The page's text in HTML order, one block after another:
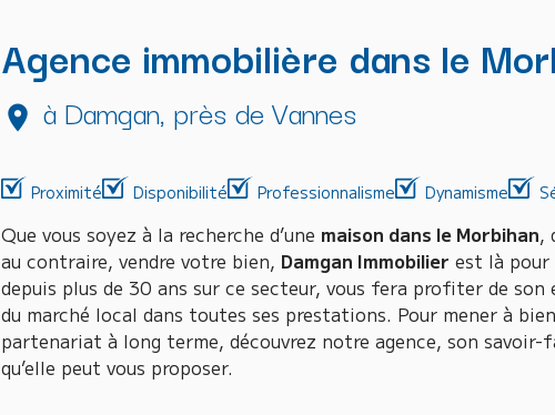
Agence immobilière dans le
à Damgan, près de Vannes
Proximité Disponibilité Professionnalisme Dynamisme
Que vous soyez à la recherche d’une maison dans le Morbihan,
au contraire, vendre votre bien, Damgan Immobilier est là pour
depuis plus de 30 ans sur ce secteur, vous fera profiter de son
du marché local dans toutes ses prestations. Pour mener à
partenariat à long terme, découvrez notre agence, son savoir-
qu’elle peut vous proposer.